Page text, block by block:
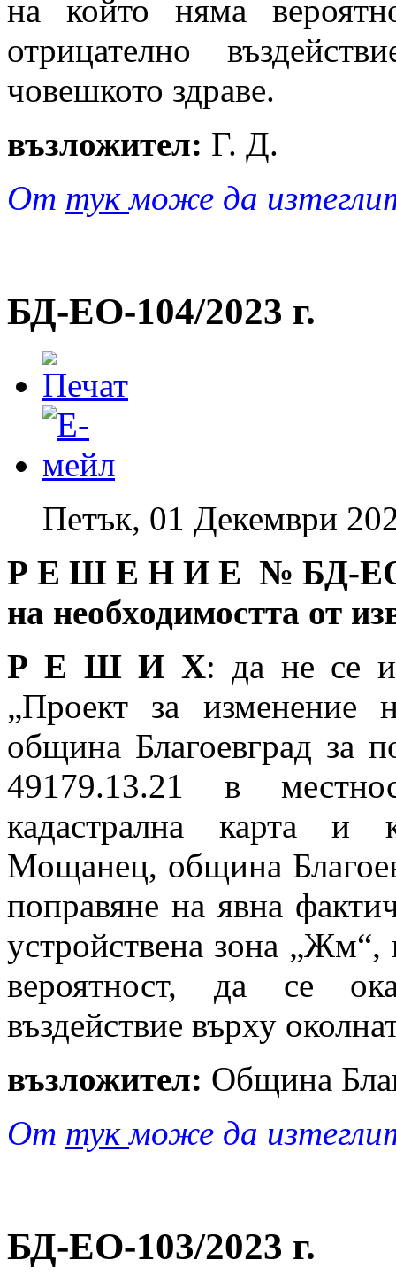
на който няма
отрицателно
човешкото здраве.
възложител: Г. Д.
От тукможе да
БД-EO-104/2023 г.
Петък, 01 Декември
Р Е Ш Е Н И Е № БД-
на необходимостта от
Р Е Ш И Х: да не се
„Проект за
община Благоевград за
49179.13.21 в
кадастрална карта и
Мощанец, община
поправяне на явна
устройствена зона
вероятност, да се
въздействие върху
възложител: Община
От тукможе да
БД-EO-103/2023 г.